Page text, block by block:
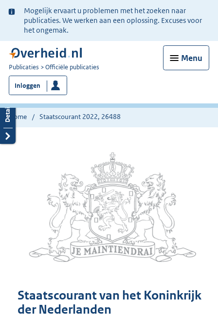
Ter
informatie:
Mogelijk ervaart u problemen met het zoeken naar
publicaties. We werken aan een oplossing. Excuses voor
het ongemak.
Menu
U
bent
nu
hier:
Publicaties Officiële publicaties
Inloggen
Home Staatscourant 2022, 26488
Staatscourant van het Koninkrijk
der Nederlanden